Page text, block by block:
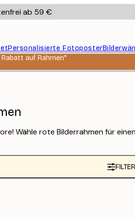
ab 59 €
Personalisierte Fotoposter
auf Rahmen*
Wähle rote Bilderrahmen für